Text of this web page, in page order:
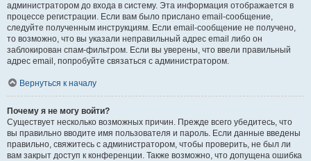
администратором до входа в систему. Эта информация отображается в
процессе регистрации. Если вам было прислано email-сообщение,
следуйте полученным инструкциям. Если email-сообщение не получено,
то возможно, что вы указали неправильный адрес email либо он
заблокирован спам-фильтром. Если вы уверены, что ввели правильный
адрес email, попробуйте связаться с администратором.
Вернуться к началу
Почему я не могу войти?
Существует несколько возможных причин. Прежде всего убедитесь, что
вы правильно вводите имя пользователя и пароль. Если данные введены
правильно, свяжитесь с администратором, чтобы проверить, не был ли
вам закрыт доступ к конференции. Также возможно, что допущена ошибка